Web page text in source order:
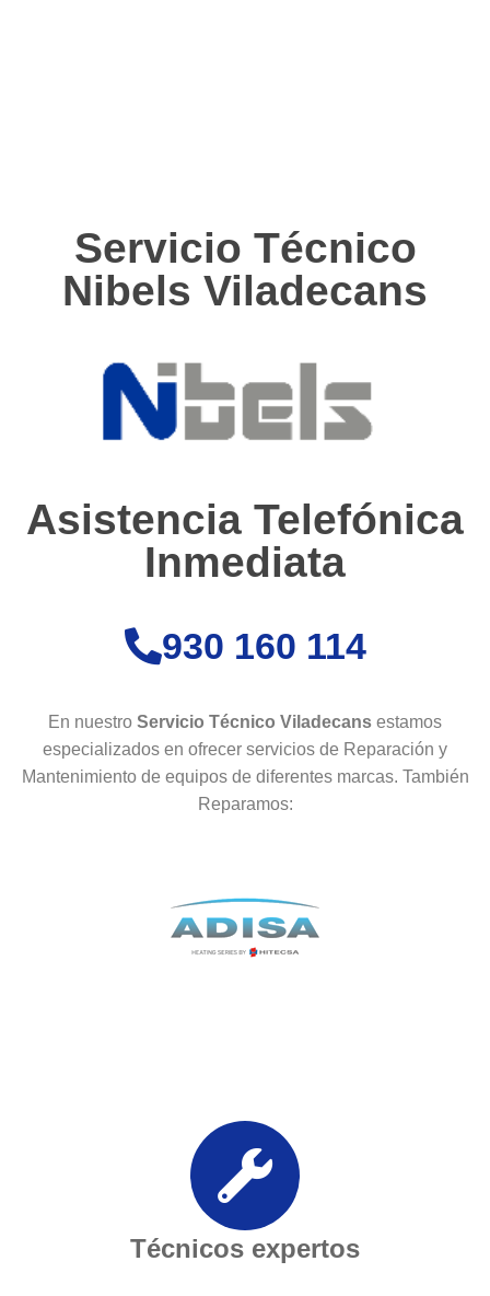
Servicio Técnico
Nibels Viladecans
Asistencia Telefónica
Inmediata
930 160 114
En nuestro Servicio Técnico Viladecans estamos
especializados en ofrecer servicios de Reparación y
Mantenimiento de equipos de diferentes marcas. También
Reparamos:
Técnicos expertos